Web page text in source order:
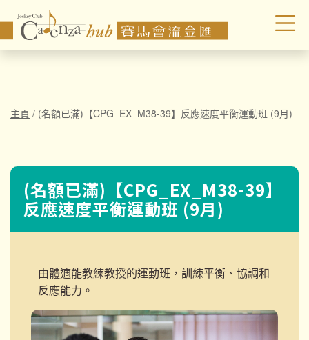
主頁 / (名額已滿)【CPG_EX_M38-39】反應速度平衡運動班 (9月)
(名額已滿)【CPG_EX_M38-39】
反應速度平衡運動班 (9月)
由體適能教練教授的運動班，訓練平衡、協調和
反應能力。